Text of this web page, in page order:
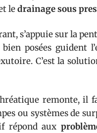
ledrainage sous
s’appuie sur la
bien posées guident
C’est la
remonte, il
ou systèmes de
répond aux